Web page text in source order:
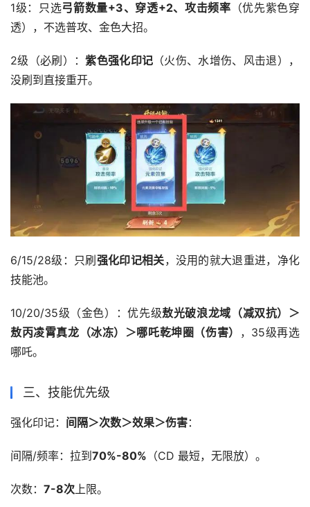
1级：只选弓箭数量+3、穿透+2、攻击频率 （优先紫色穿
透），不选普攻、金色大招。
2级（必刷）：紫色强化印记 （火伤、水增伤、风击退），
没刷到直接重开。
6/15/28级：只刷 强化印记相关，没用的就大退重进，净化
技能池。
10/20/35级（金色）：优先级敖光破浪龙域（减双抗）＞
敖丙凌霄真龙（冰冻）＞哪吒乾坤圈（伤害）
，35级再选
哪吒。
三、技能优先级
强化印记： 间隔＞次数＞效果＞伤害：
间隔/频率：拉到 70%-80% （CD 最短，无限放）。
次数： 7-8次上限。